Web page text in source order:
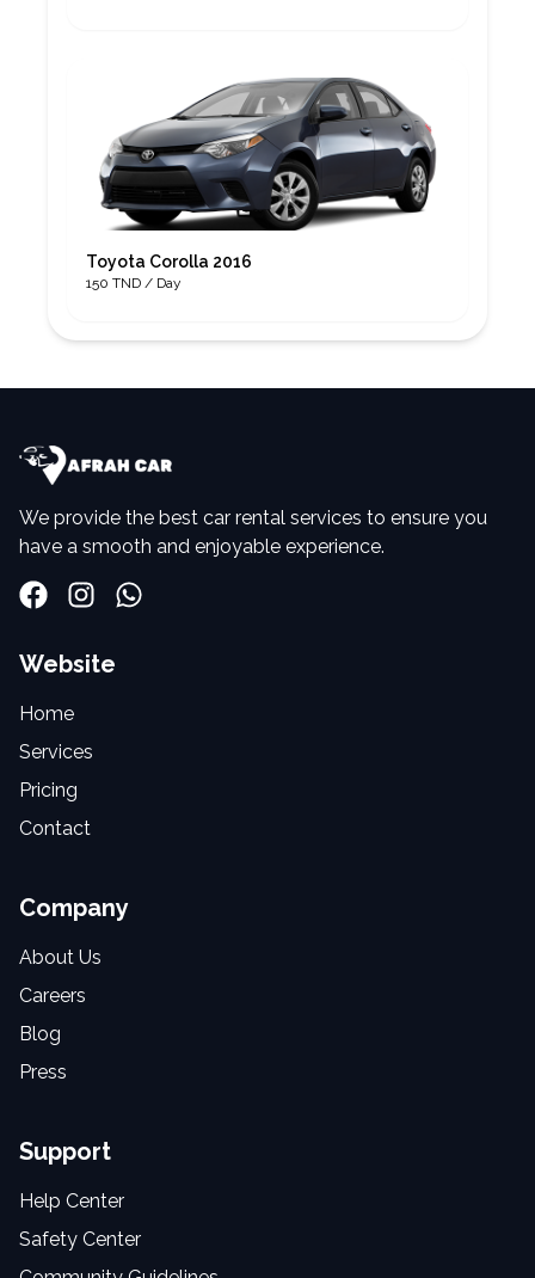
Toyota Corolla 2016
150 TND / Day
We provide the best car rental services to ensure you
have a smooth and enjoyable experience.
Website
Home
Services
Pricing
Contact
Company
About Us
Careers
Blog
Press
Support
Help Center
Safety Center